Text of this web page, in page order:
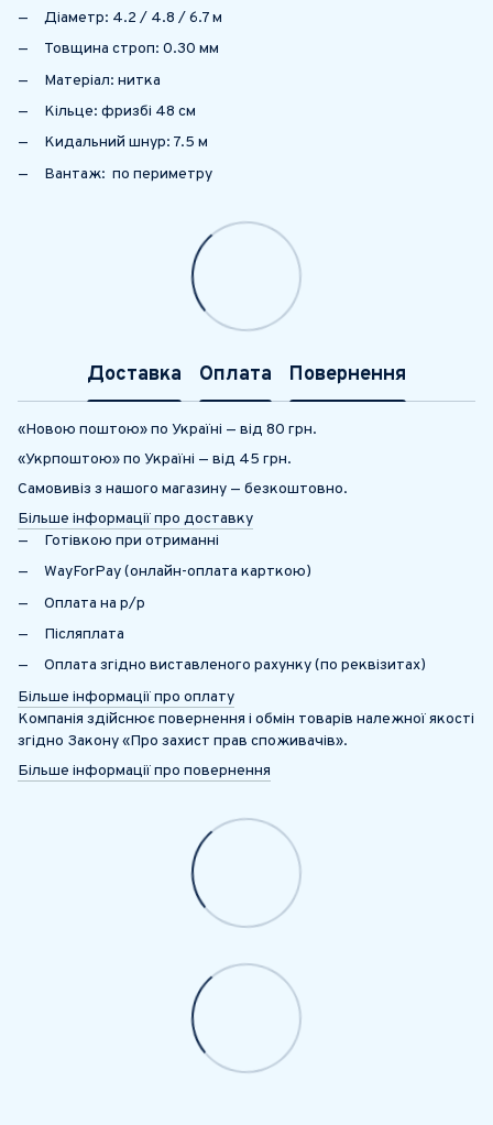
Діаметр: 4.2 / 4.8 / 6.7 м
Товщина строп: 0.30 мм
Матеріал: нитка
Кільце: фризбі 48 см
Кидальний шнур: 7.5 м
Вантаж: по периметру
Доставка Оплата Повернення
«Новою поштою» по Україні — від 80 грн.
«Укрпоштою» по Україні — від 45 грн.
Самовивіз з нашого магазину — безкоштовно.
Більше інформації про доставку
Готівкою при отриманні
WayForPay (онлайн-оплата карткою)
Оплата на р/р
Післяплата
Оплата згідно виставленого рахунку (по реквізитах)
Більше інформації про оплату
Компанія здійснює повернення і обмін товарів належної якості
згідно Закону «Про захист прав споживачів».
Більше інформації про повернення